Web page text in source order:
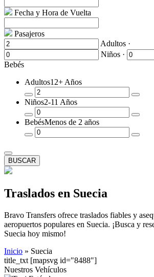
Fecha y Hora de Vuelta
Pasajeros
Adultos ·
Niños ·
Bebés
Adultos12+ Años
Quitar
un
Pasajero
Añadir
Niños2-11 Años
Quitar
un
Pasajero
Añadir
BebésMenos de 2 años
Quitar
Pasajero
Añadir
BUSCAR
Traslados en Suecia
Bravo Transfers ofrece traslados fiables y
aeropuertos populares en Suecia. ¡Busca y
Suecia hoy mismo!
Inicio » Suecia
title_txt [mapsvg id="8488"]
Nuestros Vehículos